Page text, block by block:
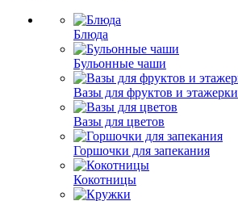
Блюда
Бульонные чаши
Вазы для фруктов и этажерки
Вазы для цветов
Горшочки для запекания
Кокотницы